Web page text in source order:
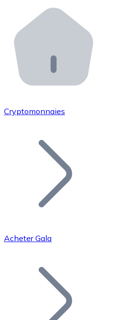
Distributeurs automatiques
Intégrez un ATM Bitnovo
API Bitnovo
Intégrez notre API dans votre
Rejoignez notre réseau de
Ajoutez le token de votre
Bitcoin
Cryptomonnaies
Acheter Gala